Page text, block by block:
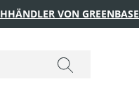
VON GREENBASE